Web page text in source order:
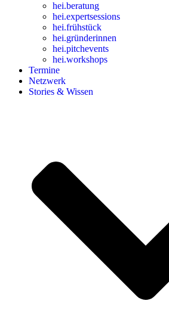
hei.beratung
hei.expertsessions
hei.frühstück
hei.gründerinnen
hei.pitchevents
hei.workshops
Termine
Netzwerk
Stories & Wissen